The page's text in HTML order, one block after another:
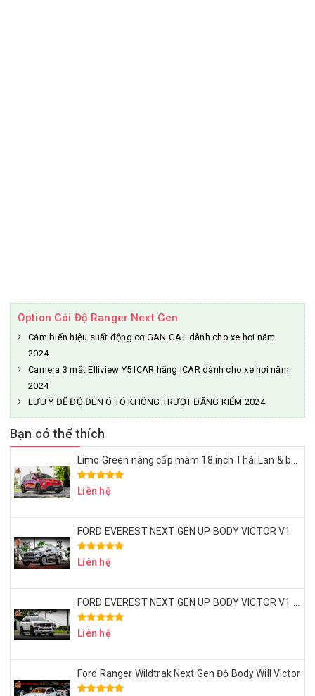
Option Gói Độ Ranger Next Gen
Cảm biến hiệu suất động cơ GAN GA+ dành cho xe hơi năm
2024
Camera 3 mắt Elliview Y5 ICAR hãng ICAR dành cho xe hơi năm
2024
LƯU Ý ĐỂ ĐỘ ĐÈN Ô TÔ KHÔNG TRƯỢT ĐĂNG KIỂM 2024
Bạn có thể thích
Liên hệ
FORD EVEREST NEXT GEN UP BODY VICTOR V1
Liên hệ
Liên hệ
Ford Ranger Wildtrak Next Gen Độ Body Will Victor